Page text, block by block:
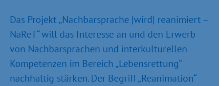
Das Projekt „Nachbarsprache |wird| reanimiert –
NaReT“ will das Interesse an und den Erwerb
von Nachbarsprachen und interkulturellen
Kompetenzen im Bereich „Lebensrettung“
nachhaltig stärken. Der Begriff „Reanimation“